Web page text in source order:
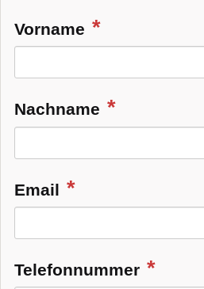
Vorname
Nachname
Email
Telefonnummer